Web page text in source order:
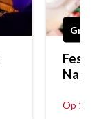
Gratis
Op 12/